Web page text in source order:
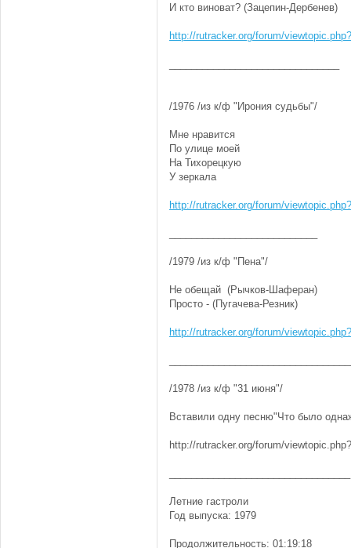
И кто виноват? (Зацепин-Дербенев)
http://rutracker.org/forum/
/1976 /из к/ф "Ирония судьбы"/
Мне нравится
По улице моей
На Тихорецкую
У зеркала
http://rutracker.org/forum/
/1979 /из к/ф "Пена"/
Не обещай (Рычков-Шаферан)
Просто - (Пугачева-Резник)
http://rutracker.org/forum/
/1978 /из к/ф "31 июня"/
Вставили одну песню"Что было
http://rutracker.org/forum/
Летние гастроли
Год выпуска: 1979
Продолжительность: 01:19:18